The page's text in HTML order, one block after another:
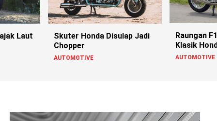
Laut
Skuter Honda Disulap Jadi
Chopper
AUTOMOTIVE
Raungan
Klasik
AUTOMOTIVE